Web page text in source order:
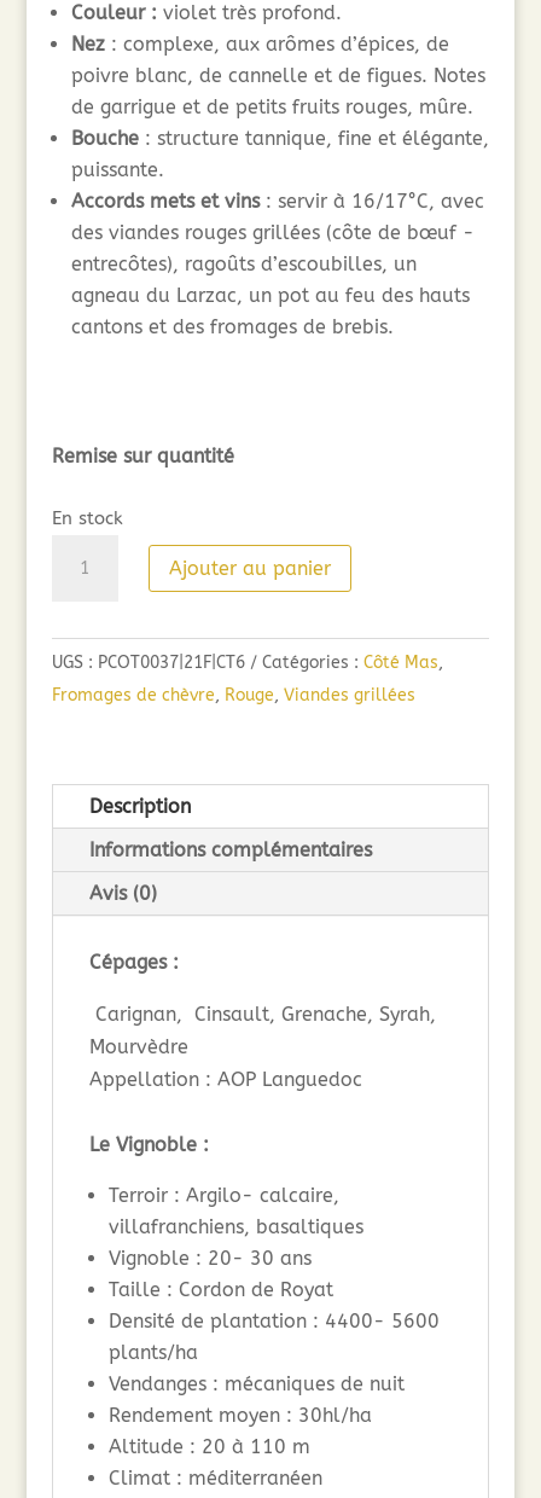
Couleur : violet très profond.
Nez: complexe, aux arômes d’épices, de
poivre blanc, de cannelle et de figues. Notes
de garrigue et de petits fruits rouges, mûre.
Bouche: structure tannique, fine et élégante,
puissante.
Accords mets et vins: servir à 16/17°C, avec
des viandes rouges grillées (côte de bœuf -
entrecôtes), ragoûts d’escoubilles, un
agneau du Larzac, un pot au feu des hauts
cantons et des fromages de brebis.
Remise sur quantité
En stock
2021
Ajouter au panier
UGS : PCOT0037|21F|CT6 Catégories : Côté Mas,
Fromages de chèvre, Rouge, Viandes grillées
Description
Informations complémentaires
Avis (0)
Cépages :
Carignan, Cinsault, Grenache, Syrah,
Mourvèdre
Appellation : AOP Languedoc
Le Vignoble :
Terroir : Argilo- calcaire,
villafranchiens, basaltiques
Vignoble : 20- 30 ans
Taille : Cordon de Royat
Densité de plantation : 4400- 5600
plants/ha
Vendanges : mécaniques de nuit
Rendement moyen : 30hl/ha
Altitude : 20 à 110 m
Climat : méditerranéen